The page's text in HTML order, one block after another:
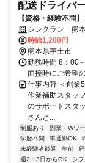
配送ドライバ
【資格・経験不問
免許は必要ありま
シンクラン 熊
時給1,200円
熊本県宇土市
勤務時間 8：00
面接時にご希望
仕事内容 ＜創業
作業補助スタッ
のサポートスタ
さんと...
制服あり 副業・Wワ
学歴不問
車通勤OK
未経験者歓迎
午前
週2・3日からOK
シ